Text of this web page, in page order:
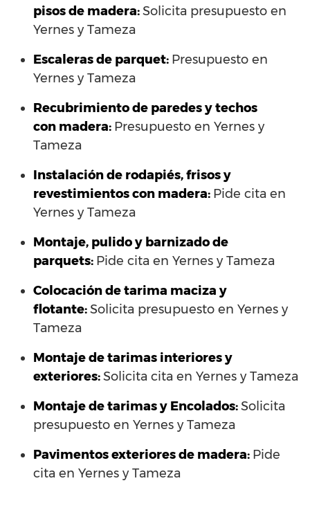
pisos de madera:Solicita presupuesto en
Yernes y Tameza
Escaleras de parquet: Presupuesto en
Yernes y Tameza
Recubrimiento de paredes y techos
con madera: Presupuesto en Yernes y
Tameza
Instalación de rodapiés, frisos y
revestimientos con madera: Pide cita en
Yernes y Tameza
Montaje, pulido y barnizado de
parquets: Pide cita en Yernes y Tameza
Colocación de tarima maciza y
flotante:Solicita presupuesto en Yernes y
Tameza
Montaje de tarimas interiores y
exteriores:Solicita cita en Yernes y Tameza
Montaje de tarimas y Encolados:Solicita
presupuesto en Yernes y Tameza
Pavimentos exteriores de madera: Pide
cita en Yernes y Tameza